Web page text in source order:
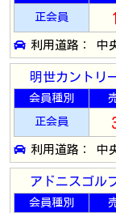
正会員
利用道路： 中
明世カントリ
会員種別
正会員
利用道路： 中
アドニスゴル
会員種別